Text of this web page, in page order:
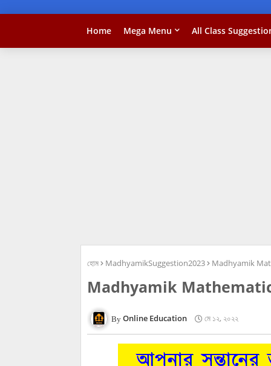
Home Mega Menu All Class
হোম MadhyamikSuggestion2023 Madhyamik
Madhyamik
Online Education মে ১২, ২০২২